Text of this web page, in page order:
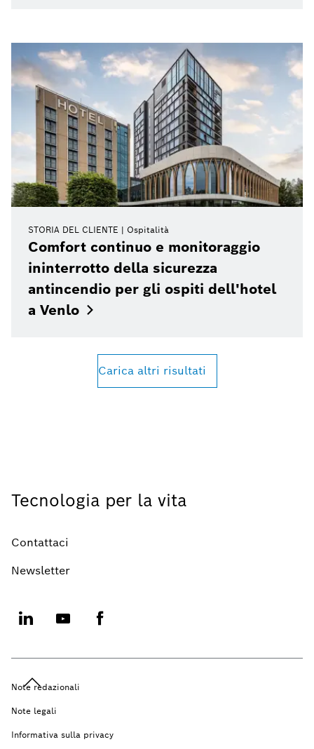
STORIA DEL CLIENTE Ospitalità
Comfort continuo e monitoraggio
ininterrotto della sicurezza
antincendio per gli ospiti dell'hotel
a Venlo
Carica altri risultati
Tecnologia per la vita
Contattaci
Newsletter
Note redazionali
Note legali
Informativa sulla privacy